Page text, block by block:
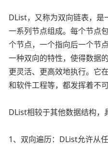
DList，又称为双向链表，是
一系列节点组成。每个节点
个节点，一个指向后一个节
一种双向的特性，使得数据
更灵活、更高效地执行。它
和软件工程等，都发挥着不
DList相较于其他数据结构，
1、双向遍历：DList允许从